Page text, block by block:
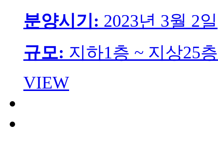
분양시기: 2023년 3월 2일
규모: 지하1층 ~ 지상25
VIEW